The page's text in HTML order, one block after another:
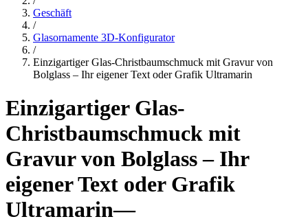
Geschäft
/
Glasornamente 3D-Konfigurator
/
Einzigartiger Glas-Christbaumschmuck mit Gravur von
Bolglass – Ihr eigener Text oder Grafik Ultramarin
Einzigartiger Glas-
Christbaumschmuck mit
Gravur von Bolglass – Ihr
eigener Text oder Grafik
Ultramarin—